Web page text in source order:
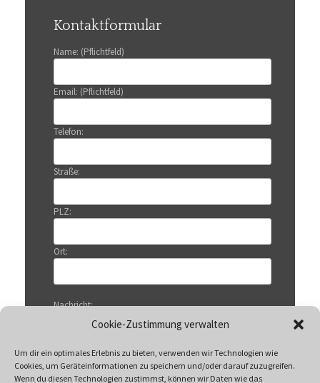
Cookie-Zustimmung verwalten
Um dir ein optimales Erlebnis zu bieten, verwenden wir Technologien wie
Cookies, um Geräteinformationen zu speichern und/oder darauf zuzugreifen.
Wenn du diesen Technologien zustimmst, können wir Daten wie das
Kontaktformular
Name: (Pflichtfeld)
Email: (Pflichtfeld)
Telefon:
Straße:
PLZ:
Ort:
Nachricht: